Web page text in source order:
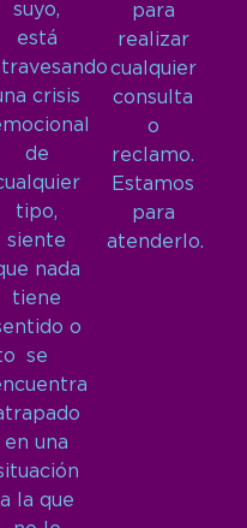
suyo,
está
crisis
de
tipo,
siente
nada
tiene
o
se
en una
a la que
para
realizar
cualquier
consulta
o
reclamo.
Estamos
para
atenderlo.